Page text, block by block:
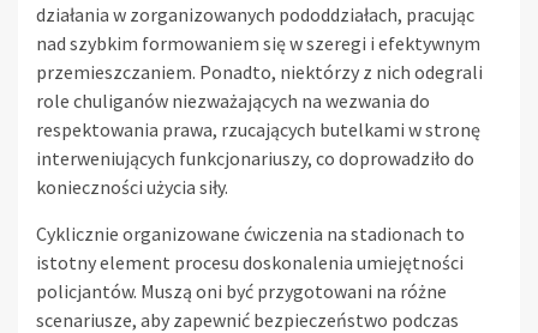
działania w zorganizowanych pododdziałach, pracując
nad szybkim formowaniem się w szeregi i efektywnym
przemieszczaniem. Ponadto, niektórzy z nich odegrali
role chuliganów niezważających na wezwania do
respektowania prawa, rzucających butelkami w stronę
interweniujących funkcjonariuszy, co doprowadziło do
konieczności użycia siły.
Cyklicznie organizowane ćwiczenia na stadionach to
istotny element procesu doskonalenia umiejętności
policjantów. Muszą oni być przygotowani na różne
scenariusze, aby zapewnić bezpieczeństwo podczas